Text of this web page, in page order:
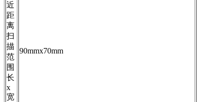
近
距
离
扫
描
范
围
长
x
宽
90mmx70mm